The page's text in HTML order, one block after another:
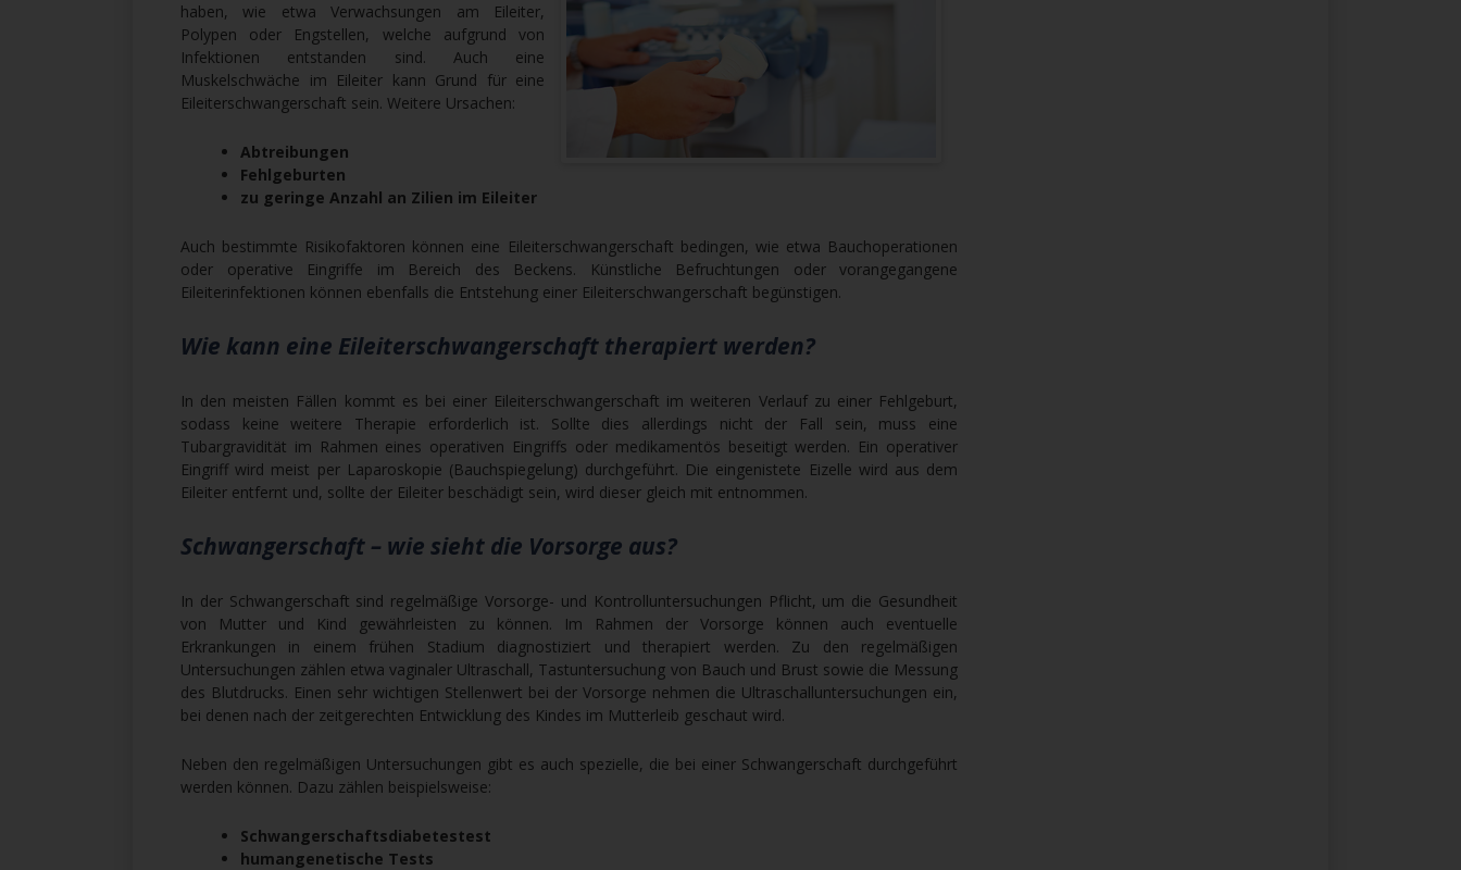
haben, wie etwa Verwachsungen am Eileiter,
Polypen oder Engstellen, welche aufgrund von
Infektionen entstanden sind. Auch eine
Muskelschwäche im Eileiter kann Grund für eine
Eileiterschwangerschaft sein. Weitere Ursachen:
Abtreibungen
Fehlgeburten
zu geringe Anzahl an Zilien im Eileiter
Auch bestimmte Risikofaktoren können eine Eileiterschwangerschaft bedingen, wie etwa Bauchoperationen
oder operative Eingriffe im Bereich des Beckens. Künstliche Befruchtungen oder vorangegangene
Eileiterinfektionen können ebenfalls die Entstehung einer Eileiterschwangerschaft begünstigen.
Wie kann eine Eileiterschwangerschaft therapiert werden?
In den meisten Fällen kommt es bei einer Eileiterschwangerschaft im weiteren Verlauf zu einer Fehlgeburt,
sodass keine weitere Therapie erforderlich ist. Sollte dies allerdings nicht der Fall sein, muss eine
Tubargravidität im Rahmen eines operativen Eingriffs oder medikamentös beseitigt werden. Ein operativer
Eingriff wird meist per Laparoskopie (Bauchspiegelung) durchgeführt. Die eingenistete Eizelle wird aus dem
Eileiter entfernt und, sollte der Eileiter beschädigt sein, wird dieser gleich mit entnommen.
Schwangerschaft – wie sieht die Vorsorge aus?
In der Schwangerschaft sind regelmäßige Vorsorge- und Kontrolluntersuchungen Pflicht, um die Gesundheit
von Mutter und Kind gewährleisten zu können. Im Rahmen der Vorsorge können auch eventuelle
Erkrankungen in einem frühen Stadium diagnostiziert und therapiert werden. Zu den regelmäßigen
Untersuchungen zählen etwa vaginaler Ultraschall, Tastuntersuchung von Bauch und Brust sowie die Messung
des Blutdrucks. Einen sehr wichtigen Stellenwert bei der Vorsorge nehmen die Ultraschalluntersuchungen ein,
bei denen nach der zeitgerechten Entwicklung des Kindes im Mutterleib geschaut wird.
Neben den regelmäßigen Untersuchungen gibt es auch spezielle, die bei einer Schwangerschaft durchgeführt
werden können. Dazu zählen beispielsweise:
Schwangerschaftsdiabetestest
humangenetische Tests